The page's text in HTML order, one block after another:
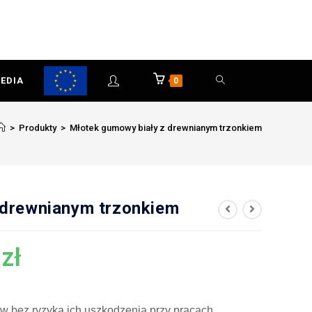
0
> Produkty > Młotek gumowy biały z drewnianym trzonkiem
trzonkiem
zł